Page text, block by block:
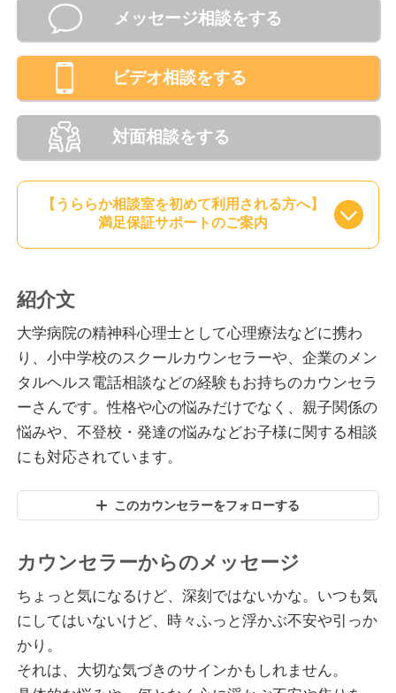
メッセージ相談をする
ビデオ相談をする
対面相談をする
【うららか相談室を初めて利用される方へ】
満足保証サポートのご案内
紹介文
大学病院の精神科心理士として心理療法などに携わ
り、小中学校のスクールカウンセラーや、企業のメン
タルヘルス電話相談などの経験もお持ちのカウンセラ
ーさんです。性格や心の悩みだけでなく、親子関係の
悩みや、不登校・発達の悩みなどお子様に関する相談
にも対応されています。
このカウンセラーをフォローする
カウンセラーからのメッセージ
ちょっと気になるけど、深刻ではないかな。いつも気
にしてはいないけど、時々ふっと浮かぶ不安や引っか
かり。
それは、大切な気づきのサインかもしれません。